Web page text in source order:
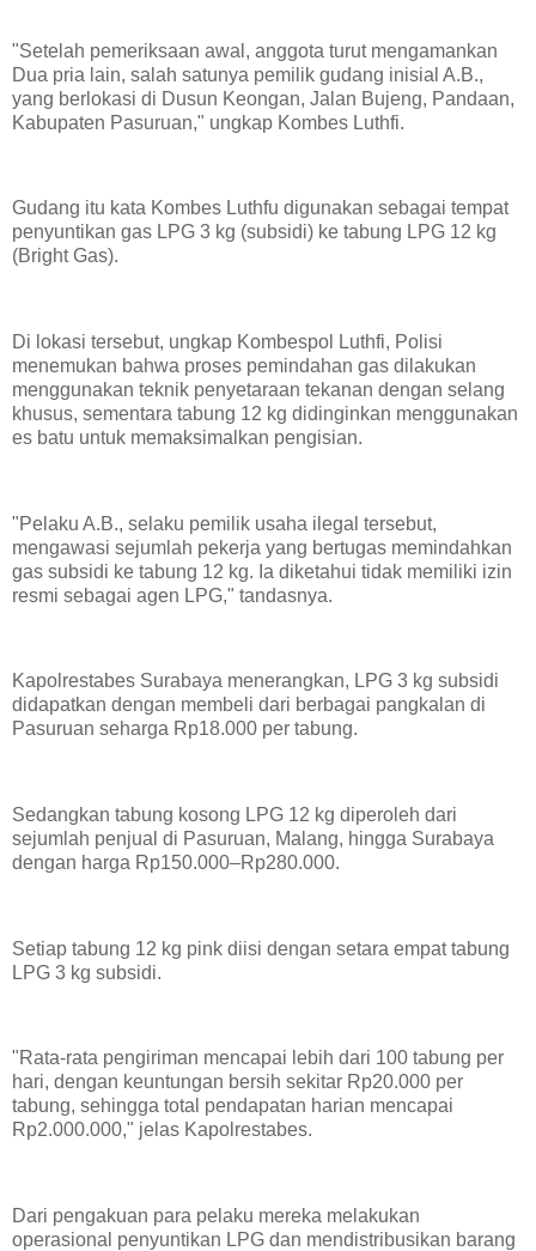
"Setelah pemeriksaan awal, anggota turut mengamankan
Dua pria lain, salah satunya pemilik gudang inisial A.B.,
yang berlokasi di Dusun Keongan, Jalan Bujeng, Pandaan,
Kabupaten Pasuruan," ungkap Kombes Luthfi.
Gudang itu kata Kombes Luthfu digunakan sebagai tempat
penyuntikan gas LPG 3 kg (subsidi) ke tabung LPG 12 kg
(Bright Gas).
Di lokasi tersebut, ungkap Kombespol Luthfi, Polisi
menemukan bahwa proses pemindahan gas dilakukan
menggunakan teknik penyetaraan tekanan dengan selang
khusus, sementara tabung 12 kg didinginkan menggunakan
es batu untuk memaksimalkan pengisian.
"Pelaku A.B., selaku pemilik usaha ilegal tersebut,
mengawasi sejumlah pekerja yang bertugas memindahkan
gas subsidi ke tabung 12 kg. Ia diketahui tidak memiliki izin
resmi sebagai agen LPG," tandasnya.
Kapolrestabes Surabaya menerangkan, LPG 3 kg subsidi
didapatkan dengan membeli dari berbagai pangkalan di
Pasuruan seharga Rp18.000 per tabung.
Sedangkan tabung kosong LPG 12 kg diperoleh dari
sejumlah penjual di Pasuruan, Malang, hingga Surabaya
dengan harga Rp150.000–Rp280.000.
Setiap tabung 12 kg pink diisi dengan setara empat tabung
LPG 3 kg subsidi.
"Rata-rata pengiriman mencapai lebih dari 100 tabung per
hari, dengan keuntungan bersih sekitar Rp20.000 per
tabung, sehingga total pendapatan harian mencapai
Rp2.000.000," jelas Kapolrestabes.
Dari pengakuan para pelaku mereka melakukan
operasional penyuntikan LPG dan mendistribusikan barang